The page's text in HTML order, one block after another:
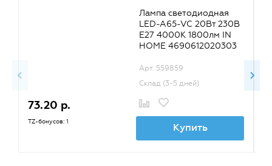
Лампа светодиодная
LED-A65-VC 20Вт 230В
E27 4000К 1800лм IN
HOME 4690612020303
Арт. 559859
Склад (3-5 дней)
73.20 р.
TZ-бонусов: 1 Купить